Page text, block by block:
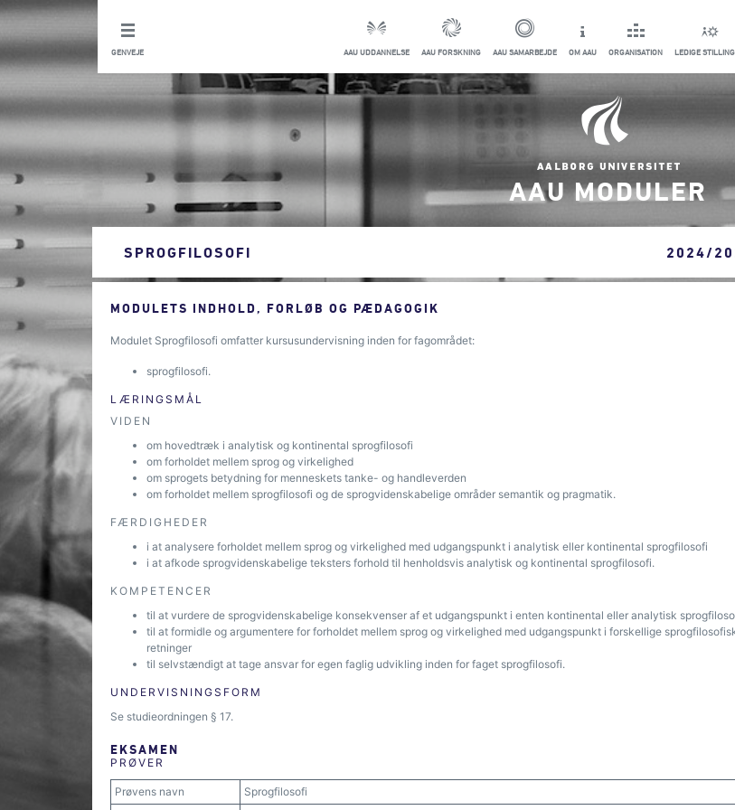
GENVEJE AAU UDDANNELSE AAU FORSKNING AAU SAMARBEJDE OM AAU ORGANISATION LEDIGE
AAU MODULER
SPROGFILOSOFI 2024/
MODULETS INDHOLD, FORLØB OG PÆDAGOGIK
Modulet Sprogfilosofi omfatter kursusundervisning inden for fagområdet:
sprogfilosofi.
LÆRINGSMÅL
VIDEN
om hovedtræk i analytisk og kontinental sprogfilosofi
om forholdet mellem sprog og virkelighed
om sprogets betydning for menneskets tanke- og handleverden
om forholdet mellem sprogfilosofi og de sprogvidenskabelige områder semantik og pragmatik.
FÆRDIGHEDER
i at analysere forholdet mellem sprog og virkelighed med udgangspunkt i analytisk eller kontinental sprogfilosofi
i at afkode sprogvidenskabelige teksters forhold til henholdsvis analytisk og kontinental sprogfilosofi.
KOMPETENCER
til at vurdere de sprogvidenskabelige konsekvenser af et udgangspunkt i enten kontinental eller analytisk
til at formidle og argumentere for forholdet mellem sprog og virkelighed med udgangspunkt i forskellige
retninger
til selvstændigt at tage ansvar for egen faglig udvikling inden for faget sprogfilosofi.
UNDERVISNINGSFORM
Se studieordningen § 17.
EKSAMEN
PRØVER
Prøvens navn
Sprogfilosofi